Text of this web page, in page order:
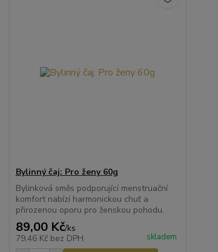
Bylinný čaj: Pro ženy 60g
Bylinková směs podporující menstruační
komfort nabízí harmonickou chuť a
přirozenou oporu pro ženskou pohodu.
89,00 Kč/ks
79,46 Kč bez DPH skladem